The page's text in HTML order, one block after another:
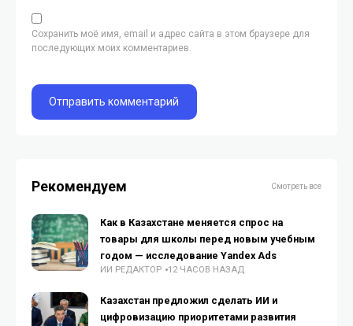
Сохранить моё имя, email и адрес сайта в этом браузере для
последующих моих комментариев.
Рекомендуем Смотреть все
Как в Казахстане меняется спрос на
товары для школы перед новым учебным
годом — исследование Yandex Ads
ИИ РЕДАКТОР 12 ЧАСОВ НАЗАД
Казахстан предложил сделать ИИ и
цифровизацию приоритетами развития